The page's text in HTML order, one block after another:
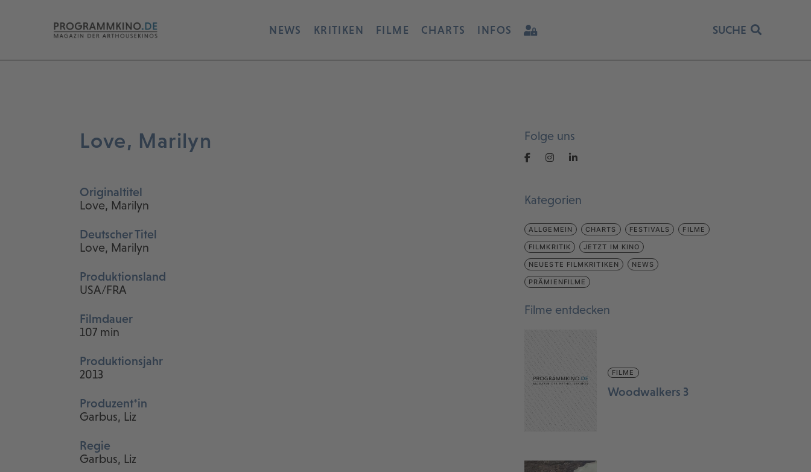
NEWS KRITIKEN FILME CHARTS INFOS SUCHE
Love, Marilyn
Originaltitel
Love, Marilyn
Deutscher Titel
Love, Marilyn
Produktionsland
USA/FRA
Filmdauer
107 min
Produktionsjahr
2013
Produzent*in
Garbus, Liz
Regie
Garbus, Liz
Folge uns
Kategorien
ALLGEMEIN CHARTS FESTIVALS FILME
FILMKRITIK JETZT IM KINO
NEUESTE FILMKRITIKEN NEWS
PRÄMIENFILME
Filme entdecken
FILME
Woodwalkers 3